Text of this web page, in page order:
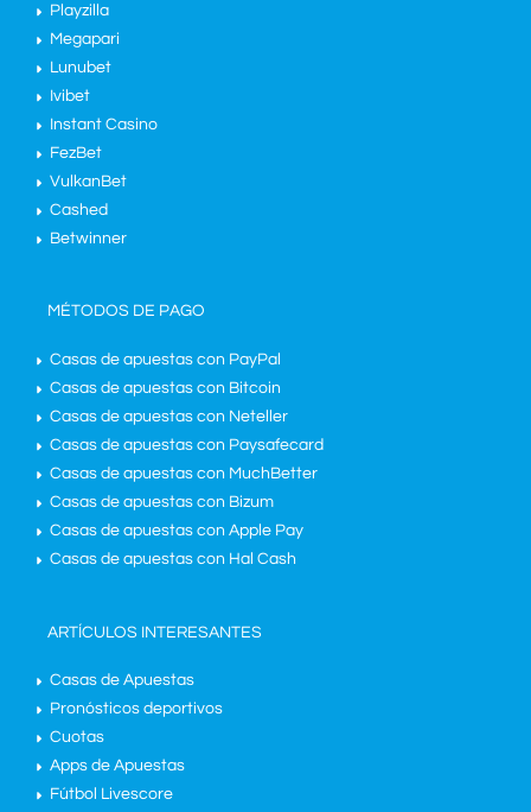
Playzilla
Megapari
Lunubet
Ivibet
Instant Casino
FezBet
VulkanBet
Cashed
Betwinner
MÉTODOS DE PAGO
Casas de apuestas con PayPal
Casas de apuestas con Bitcoin
Casas de apuestas con Neteller
Casas de apuestas con Paysafecard
Casas de apuestas con MuchBetter
Casas de apuestas con Bizum
Casas de apuestas con Apple Pay
Casas de apuestas con Hal Cash
ARTÍCULOS INTERESANTES
Casas de Apuestas
Pronósticos deportivos
Cuotas
Apps de Apuestas
Fútbol Livescore